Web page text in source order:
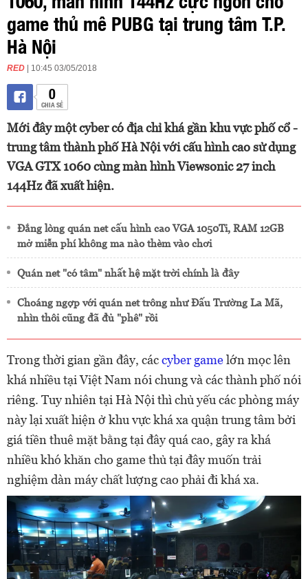
game thủ mê PUBG tại trung tâm T.P.
Hà Nội
RED | 10:45 03/05/2018
0
CHIA SẺ
Mới đây một cyber có địa chỉ khá gần khu vực phố cổ -
trung tâm thành phố Hà Nội với cấu hình cao sử dụng
VGA GTX 1060 cùng màn hình Viewsonic 27 inch
144Hz đã xuất hiện.
Đắng lòng quán net cấu hình cao VGA 1050Ti, RAM 12GB
mở miễn phí không ma nào thèm vào chơi
Quán net "có tâm" nhất hệ mặt trời chính là đây
Choáng ngợp với quán net trông như Đấu Trường La Mã,
nhìn thôi cũng đã đủ "phê" rồi
Trong thời gian gần đây, cáccyber gamelớn mọc lên
khá nhiều tại Việt Nam nói chung và các thành phố nói
riêng. Tuy nhiên tại Hà Nội thì chủ yếu các phòng máy
này lại xuất hiện ở khu vực khá xa quận trung tâm bởi
giá tiền thuê mặt bằng tại đây quá cao, gây ra khá
nhiều khó khăn cho game thủ tại đây muốn trải
nghiệm dàn máy chất lượng cao phải đi khá xa.